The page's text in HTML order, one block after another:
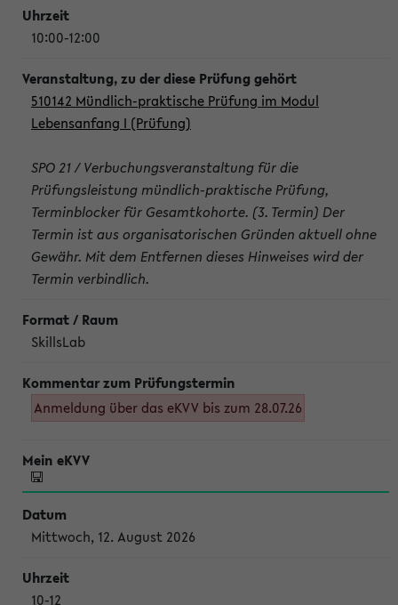
10:00-12:00
510142 Mündlich-praktische Prüfung im Modul
Lebensanfang I (Prüfung)
SPO 21 / Verbuchungsveranstaltung für die
Prüfungsleistung mündlich-praktische Prüfung,
Terminblocker für Gesamtkohorte. (3. Termin) Der
Termin ist aus organisatorischen Gründen aktuell ohne
Gewähr. Mit dem Entfernen dieses Hinweises wird der
Termin verbindlich.
SkillsLab
Anmeldung über das eKVV bis zum 28.07.26
Mittwoch, 12. August 2026
10-12